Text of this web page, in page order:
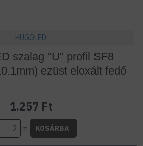
HUGOLED
szalag "U" profil SF8
ezüst eloxált fedő
1.257 Ft
m KOSÁRBA